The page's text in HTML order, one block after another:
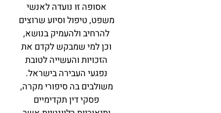
אסופה זו נועדה לאנשי
משפט, טיפול וסיוע שרוצים
להרחיב ולהעמיק בנושא,
וכן למי שמבקש לקדם את
הזכויות והעשייה לטובת
נפגעי העבירה בישראל.
משולבים בה סיפורי מקרה,
פסקי דין תקדימיים